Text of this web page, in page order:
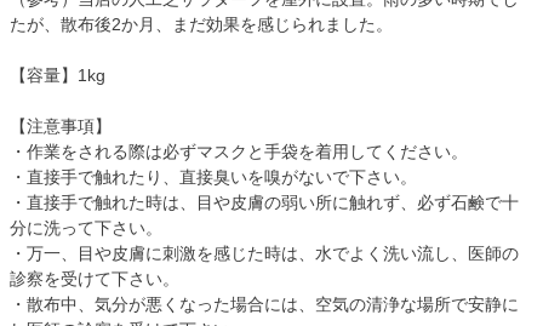
たが、散布後2か月、まだ効果を感じられました。
【容量】1kg
【注意事項】
・作業をされる際は必ずマスクと手袋を着用してください。
・直接手で触れたり、直接臭いを嗅がないで下さい。
・直接手で触れた時は、目や皮膚の弱い所に触れず、必ず石鹸で十
分に洗って下さい。
・万一、目や皮膚に刺激を感じた時は、水でよく洗い流し、医師の
診察を受けて下さい。
・散布中、気分が悪くなった場合には、空気の清浄な場所で安静に